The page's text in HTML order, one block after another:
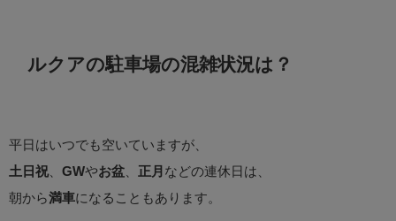
ルクアの駐車場の混雑状況は？
平日はいつでも空いていますが、
土日祝、 GWやお盆 正月 などの連休日は、
朝から満車になることもあります。